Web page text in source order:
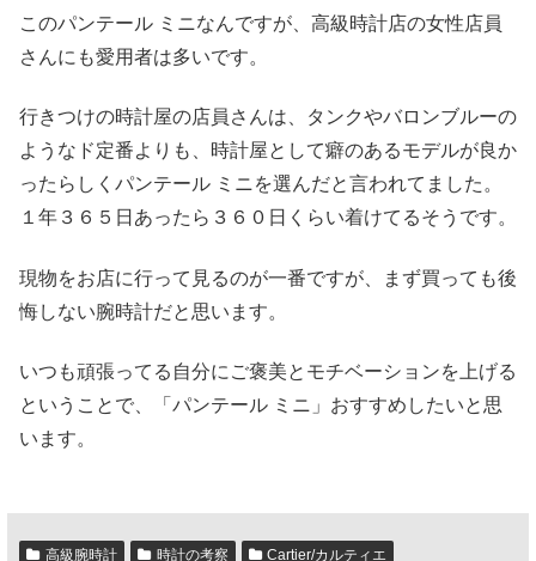
このパンテール ミニなんですが、高級時計店の女性店員
さんにも愛用者は多いです。
行きつけの時計屋の店員さんは、タンクやバロンブルーの
ようなド定番よりも、時計屋として癖のあるモデルが良か
ったらしくパンテール ミニを選んだと言われてました。
１年３６５日あったら３６０日くらい着けてるそうです。
現物をお店に行って見るのが一番ですが、まず買っても後
悔しない腕時計だと思います。
いつも頑張ってる自分にご褒美とモチベーションを上げる
ということで、「パンテール ミニ」おすすめしたいと思
います。
高級腕時計 時計の考察 Cartier/カルティエ